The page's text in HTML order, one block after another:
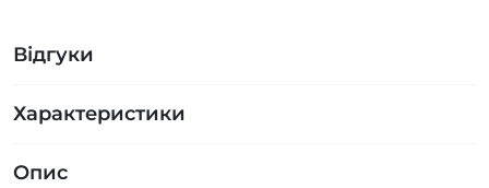
Відгуки
Характеристики
Опис